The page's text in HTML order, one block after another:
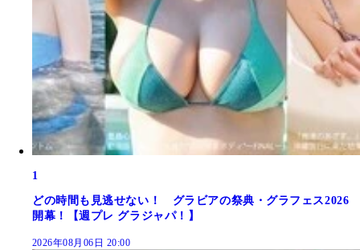
1
どの時間も見逃せない！ グラビアの祭典・グラフェス2026
開幕！【週プレ グラジャパ！】
2026年08月06日 20:00